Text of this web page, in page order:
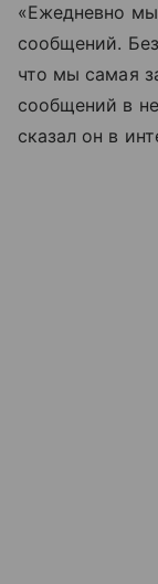
«Ежедневно
сообщений.
что мы самая
сообщений в
сказал он в